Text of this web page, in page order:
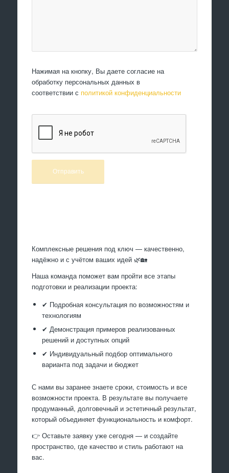
Нажимая на кнопку, Вы даете согласие на
обработку персональных данных в
соответствии с политикой конфиденциальности
Комплексные решения под ключ — качественно,
надёжно и с учётом ваших идей 🌿🏡
Наша команда поможет вам пройти все этапы
подготовки и реализации проекта:
✔ Подробная консультация по возможностям и
технологиям
✔ Демонстрация примеров реализованных
решений и доступных опций
✔ Индивидуальный подбор оптимального
варианта под задачи и бюджет
С нами вы заранее знаете сроки, стоимость и все
возможности проекта. В результате вы получаете
продуманный, долговечный и эстетичный результат,
который объединяет функциональность и комфорт.
👉 Оставьте заявку уже сегодня — и создайте
пространство, где качество и стиль работают на
вас.